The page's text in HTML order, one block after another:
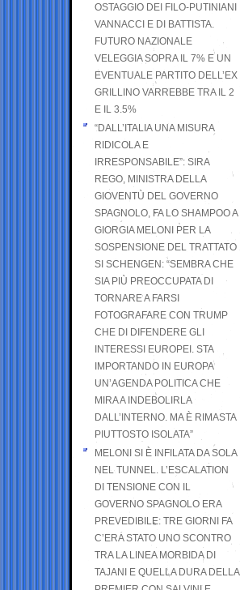
OSTAGGIO DEI FILO-PUTINIANI
VANNACCI E DI BATTISTA.
FUTURO NAZIONALE
VELEGGIA SOPRA IL 7% E UN
EVENTUALE PARTITO DELL’EX
GRILLINO VARREBBE TRA IL 2
E IL 3.5%
“DALL’ITALIA UNA MISURA
RIDICOLA E
IRRESPONSABILE”: SIRA
REGO, MINISTRA DELLA
GIOVENTÙ DEL GOVERNO
SPAGNOLO, FA LO SHAMPOO A
GIORGIA MELONI PER LA
SOSPENSIONE DEL TRATTATO
SI SCHENGEN: “SEMBRA CHE
SIA PIÙ PREOCCUPATA DI
TORNARE A FARSI
FOTOGRAFARE CON TRUMP
CHE DI DIFENDERE GLI
INTERESSI EUROPEI. STA
IMPORTANDO IN EUROPA
UN’AGENDA POLITICA CHE
MIRA A INDEBOLIRLA
DALL’INTERNO. MA È RIMASTA
PIUTTOSTO ISOLATA”
MELONI SI È INFILATA DA SOLA
NEL TUNNEL. L’ESCALATION
DI TENSIONE CON IL
GOVERNO SPAGNOLO ERA
PREVEDIBILE: TRE GIORNI FA
C’ERA STATO UNO SCONTRO
TRA LA LINEA MORBIDA DI
TAJANI E QUELLA DURA DELLA